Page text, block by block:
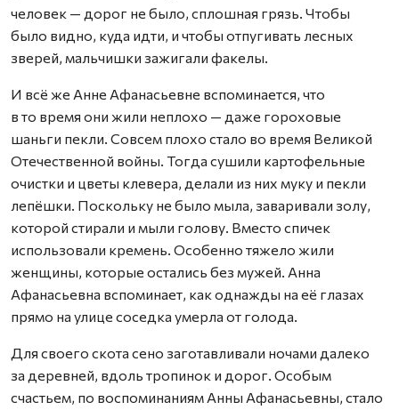
человек — дорог не было, сплошная грязь. Чтобы
было видно, куда идти, и чтобы отпугивать лесных
зверей, мальчишки зажигали факелы.
И всё же Анне Афанасьевне вспоминается, что
в то время они жили неплохо — даже гороховые
шаньги пекли. Совсем плохо стало во время Великой
Отечественной войны. Тогда сушили картофельные
очистки и цветы клевера, делали из них муку и пекли
лепёшки. Поскольку не было мыла, заваривали золу,
которой стирали и мыли голову. Вместо спичек
использовали кремень. Особенно тяжело жили
женщины, которые остались без мужей. Анна
Афанасьевна вспоминает, как однажды на её глазах
прямо на улице соседка умерла от голода.
Для своего скота сено заготавливали ночами далеко
за деревней, вдоль тропинок и дорог. Особым
счастьем, по воспоминаниям Анны Афанасьевны, стало